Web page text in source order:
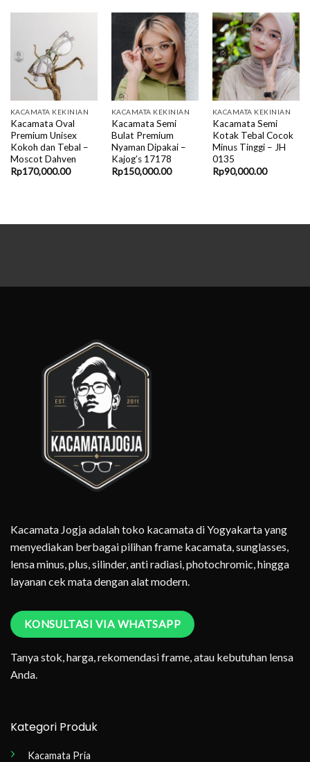
KACAMATA KEKINIAN
Kacamata Oval
Premium Unisex
Kokoh dan Tebal –
Moscot Dahven
Rp170,000.00
KACAMATA KEKINIAN
Kacamata Semi
Bulat Premium
Nyaman Dipakai –
Kajog’s 17178
Rp150,000.00
KACAMATA KEKINIAN
Kacamata Semi
Kotak Tebal Cocok
Minus Tinggi – JH
0135
Rp90,000.00
Kacamata Jogja adalah toko kacamata di Yogyakarta yang
menyediakan berbagai pilihan frame kacamata, sunglasses,
lensa minus, plus, silinder, anti radiasi, photochromic, hingga
layanan cek mata dengan alat modern.
KONSULTASI VIA WHATSAPP
Tanya stok, harga, rekomendasi frame, atau kebutuhan lensa
Anda.
Kategori Produk
Kacamata Pria